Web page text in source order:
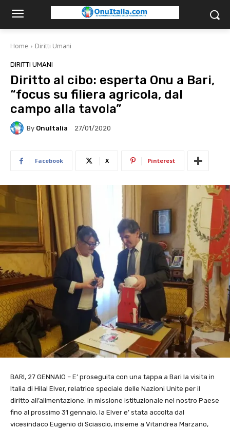
Home Diritti Umani
DIRITTI UMANI
Diritto al cibo: esperta Onu a Bari,
“focus su filiera agricola, dal
campo alla tavola”
By OnuItalia 27/01/2020
Facebook X Pinterest
BARI, 27 GENNAIO – E’ proseguita con una tappa a Bari la visita in
Italia di Hilal Elver, relatrice speciale delle Nazioni Unite per il
diritto all’alimentazione. In missione istituzionale nel nostro Paese
fino al prossimo 31 gennaio, la Elver e’ stata accolta dal
vicesindaco Eugenio di Sciascio, insieme a Vitandrea Marzano,